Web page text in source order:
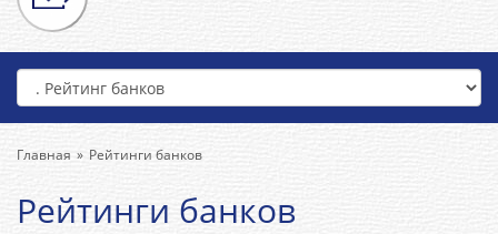
Главная Рейтинги банков
Рейтинги банков